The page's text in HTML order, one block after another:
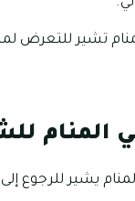
تشير للتعرض
المنام
يشير للرجوع